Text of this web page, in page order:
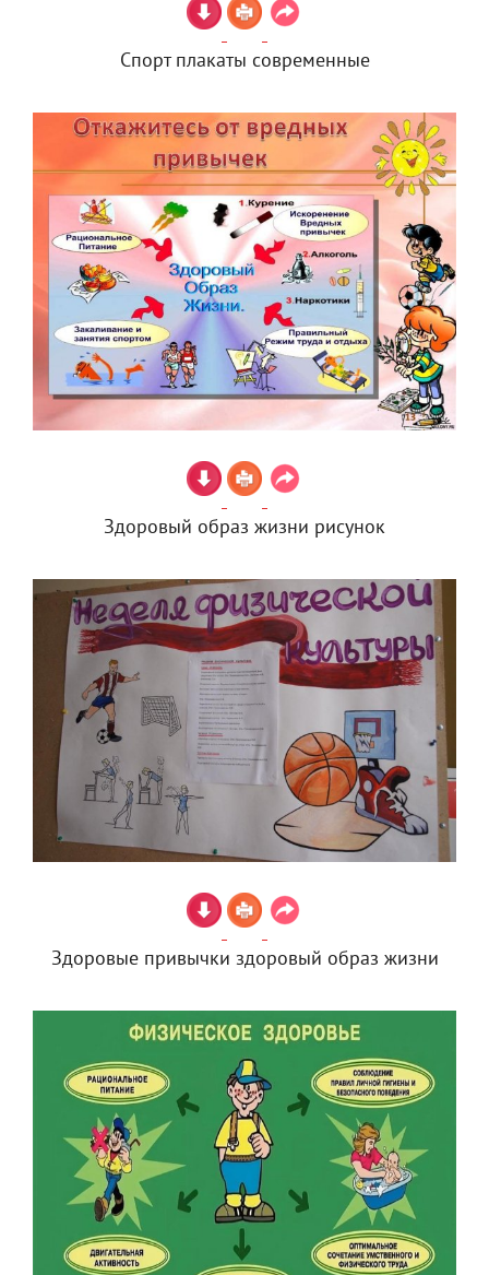
Спорт плакаты современные
Здоровый образ жизни рисунок
Здоровые привычки здоровый образ жизни